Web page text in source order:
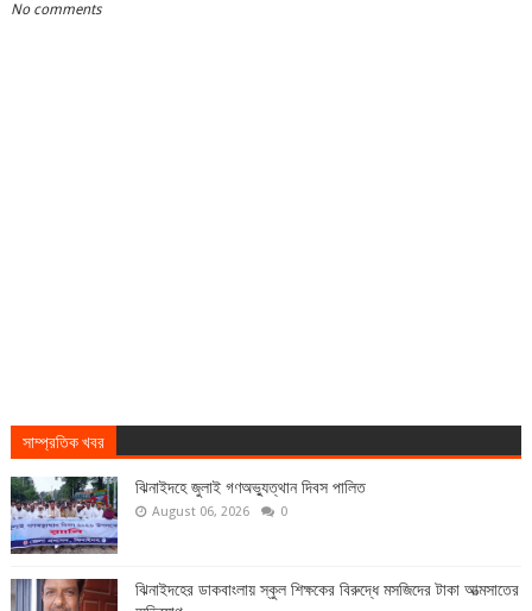
No comments
সাম্প্রতিক খবর
ঝিনাইদহে জুলাই গণঅভ্যুত্থান দিবস পালিত
August 06, 2026 0
ঝিনাইদহের ডাকবাংলায় স্কুল শিক্ষকের বিরুদ্ধে মসজিদের টাকা আত্মসাতের